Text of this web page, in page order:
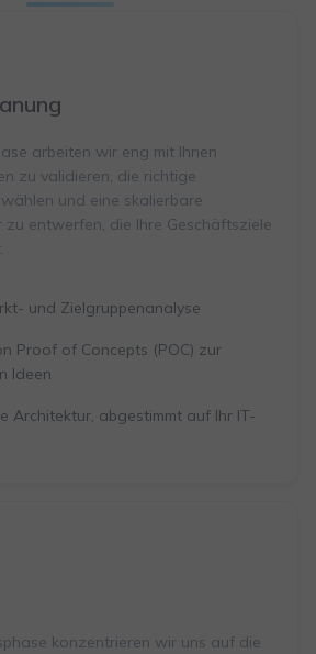
arbeiten wir eng mit Ihnen
zu validieren, die richtige
und eine skalierbare
zu entwerfen, die Ihre Geschäftsziele
und Zielgruppenanalyse
Proof of Concepts (POC) zur
Ideen
Architektur, abgestimmt auf Ihr IT-
konzentrieren wir uns auf die